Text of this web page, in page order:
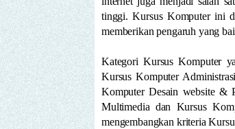
tinggi. Kursus Komputer ini
memberikan pengaruh yang
Kategori Kursus Komputer
Kursus Komputer
Komputer Desain website &
Multimedia dan Kursus
mengembangkan kriteria